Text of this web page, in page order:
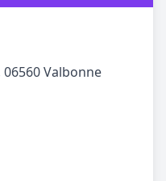
Valbonne